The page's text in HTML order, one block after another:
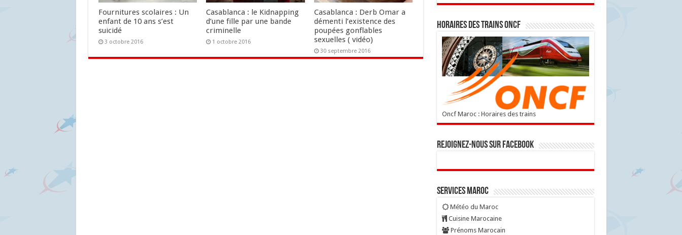
Fournitures scolaires : Un
enfant de 10 ans s’est
suicidé
3 octobre 2016
Casablanca : le Kidnapping
d’une fille par une bande
criminelle
1 octobre 2016
Casablanca : Derb Omar a
démenti l’existence des
poupées gonflables
sexuelles ( vidéo)
30 septembre 2016
Horaires des trains ONCF
Oncf Maroc : Horaires des trains
Rejoignez-nous sur Facebook
Services Maroc
Météo du Maroc
Cuisine Marocaine
Prénoms Marocain